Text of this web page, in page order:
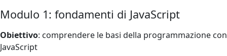
Modulo 1: fondamenti di JavaScript
Obiettivo: comprendere le basi della programmazione con
JavaScript